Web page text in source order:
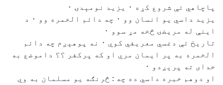
پاچاهي ئې شروع کړه ٠ يزيد نومېدۍ ٠
يزيد داسي يو انسان وو ٠ چه دائم الخمره وو ٠ د
اينې له مريضۍ څخه مړ سوو ٠
تاريخ ئې دغسي معريفي کوي ٠ نه پوهېږم چه دائم
الخمره به پر ايمان مري او که پرکفر ؟؟ داموضع به
خدای ته پرېږدو ٠
او دوهم خبره داسي ده چه : څرنګه يو مسلمان به وي